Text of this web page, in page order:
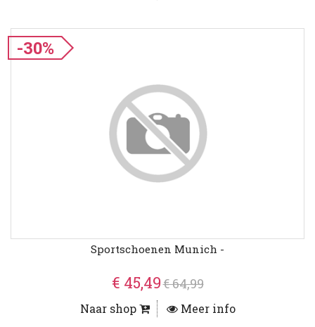
-30%
Sportschoenen Munich -
€ 45,49€ 64,99
Naar shop Meer info